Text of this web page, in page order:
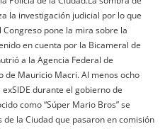
la investigación judicial por lo que
pone la mira sobre la
en cuenta por la Bicameral de
a la Agencia Federal de
de Mauricio Macri. Al menos ocho
durante el gobierno de
como “Súper Mario Bros” se
la Ciudad que pasaron en comisión